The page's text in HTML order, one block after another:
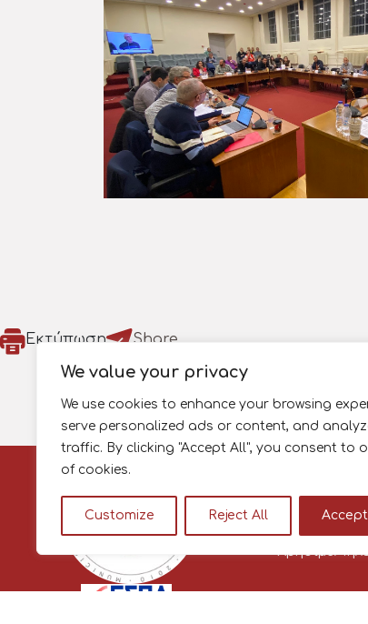
We value your privacy
We use cookies to enhance your browsing
serve personalized ads or content, and
traffic. By clicking "Accept All", you consent to
of cookies.
Customize Reject All
Εκτύπωση Share
Πολιτική
Χρήσιμα